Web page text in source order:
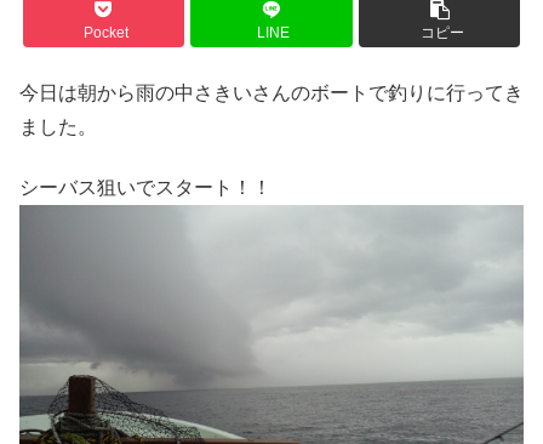
Pocket LINE コピー
今日は朝から雨の中さきいさんのボートで釣りに行ってき
ました。
シーバス狙いでスタート！！